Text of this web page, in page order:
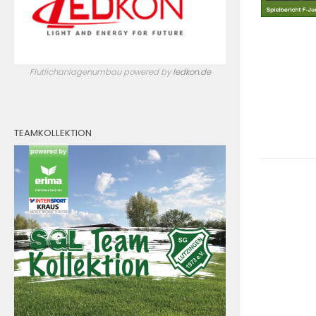
Flutlichanlagenumbau powered byledkon.de
TEAMKOLLEKTION